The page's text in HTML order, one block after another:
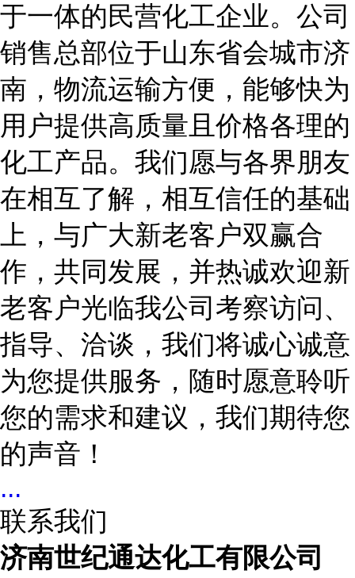
于一体的民营化工企业。公司
销售总部位于山东省会城市济
南，物流运输方便，能够快为
用户提供高质量且价格各理的
化工产品。我们愿与各界朋友
在相互了解，相互信任的基础
上，与广大新老客户双赢合
作，共同发展 ，并热诚欢迎新
老客户光临我公司考察访问、
指导、洽谈，我们将诚心诚意
为您提供服务，随时愿意聆听
您的需求和建议，我们期待您
的声音！
...
联系我们
济南世纪通达化工有限公司